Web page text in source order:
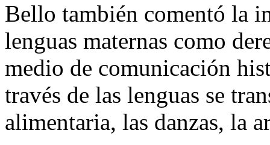
Bello también comentó la
lenguas maternas como
medio de comunicación
través de las lenguas se
alimentaria, las danzas, la